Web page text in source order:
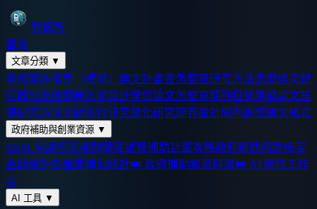
智研所
首頁
文章分類 ▼
學術寫作指南（總覽） 論文計畫書怎麼寫研究方法怎麼選文獻
回顧怎麼做問卷怎麼設計學位論文怎麼寫期刊投稿準備論文基
礎研究方法文獻質性研究量化研究問卷設計問卷調查論文格式
政府補助與創業資源 ▼
SBIR 申請指南補助額度試算補助計畫攻略政府補助補助核定
金額統計各產業補助統計👑 政府補助案資料庫👑 AI 寫作工作
台
AI 工具 ▼